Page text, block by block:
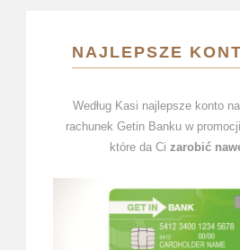
NAJLEPSZE
Według Kasi najlepsze konto
rachunek Getin Banku w
które da Ci zarobić